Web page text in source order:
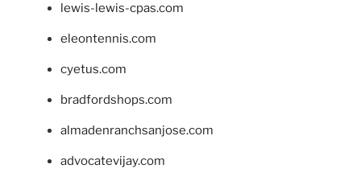
lewis-lewis-cpas.com
eleontennis.com
cyetus.com
bradfordshops.com
almadenranchsanjose.com
advocatevijay.com